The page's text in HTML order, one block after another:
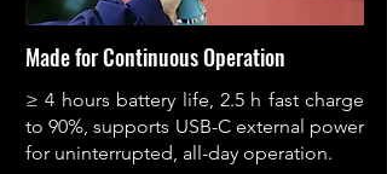
Made for Continuous Operation
≥ 4 hours battery life, 2.5 h fast charge
to 90%, supports USB-C external power
for uninterrupted, all-day operation.